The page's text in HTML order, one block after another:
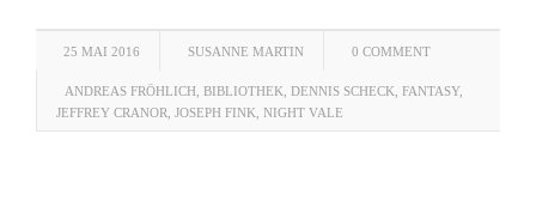
25 MAI 2016 SUSANNE MARTIN 0 COMMENT
ANDREAS FRÖHLICH BIBLIOTHEK DENNIS SCHECK FANTASY,
JEFFREY CRANOR JOSEPH FINK NIGHT VALE